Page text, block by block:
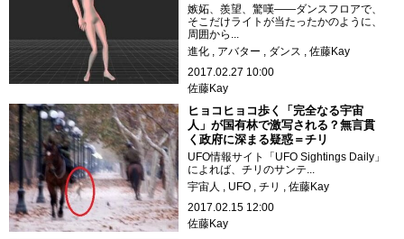
嫉妬、羨望、驚嘆――ダンスフロアで、
そこだけライトが当たったかのように、
周囲から...
進化
アバター ダンス
佐藤Kay
2017.02.27 10:00
佐藤Kay
ヒョコヒョコ歩く「完全なる宇宙
人」が国有林で激写される？無言貫
く政府に深まる疑惑＝チリ
UFO情報サイト「UFO Sightings Daily」
によれば、チリのサンテ...
宇宙人
UFO チリ
佐藤Kay
2017.02.15 12:00
佐藤Kay